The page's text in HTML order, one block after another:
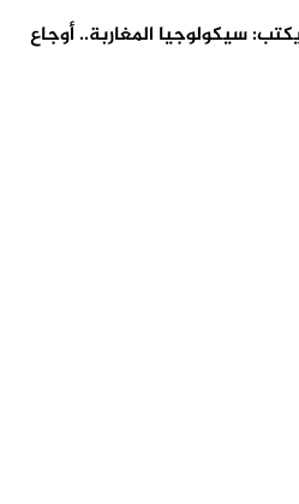
سيكولوجيا المغاربة.. أوجاع